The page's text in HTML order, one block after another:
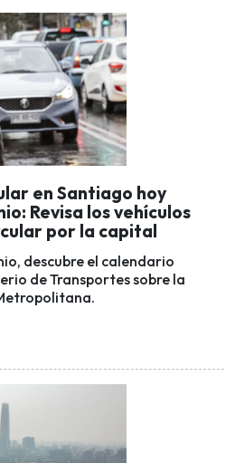
en Santiago hoy
Revisa los vehículos
por la capital
descubre el calendario
de Transportes sobre la